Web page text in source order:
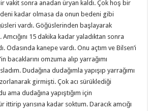
vakit sonra anadan üryan kaldı. Çok hoş bir
kadar olmasa da onun bedeni gibi
vardı. Göğüslerinden başlayarak
Amcığını 15 dakika kadar yaladıktan sonra
Odasında kanepe vardı. Onu açtım ve Bilsen’i
bacaklarını omzuma alıp yarrağımı
Dudağına dudağımla yapışıp yarrağımı
girmişti. Çok acı sürüklediği
ama dudağına yapıştığım için
ittirip yarısına kadar soktum. Daracık amcığı